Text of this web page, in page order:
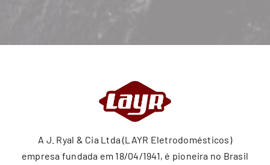
A J. Ryal & Cia Ltda (LAYR Eletrodomésticos)
empresa fundada em 18/04/1941, é pioneira no Brasil